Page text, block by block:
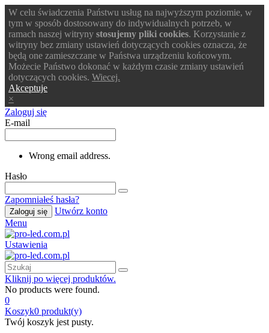
W celu świadczenia Państwu usług na najwyższym poziomie, w
tym w sposób dostosowany do indywidualnych potrzeb, w
ramach naszej witryny stosujemy pliki cookies. Korzystanie z
witryny bez zmiany ustawień dotyczących cookies oznacza, że
będą one zamieszczane w Państwa urządzeniu końcowym.
Możecie Państwo dokonać w każdym czasie zmiany ustawień
dotyczących cookies. Wiecej.
Akceptuje
×
Zaloguj się
E-mail
Wrong email address.
Hasło
Zapomniałeś hasła?
Zaloguj się
Utwórz konto
Menu
Ustawienia
Kliknij po więcej produktów.
No products were found.
0
Koszyk0 produkt(y)
Twój koszyk jest pusty.